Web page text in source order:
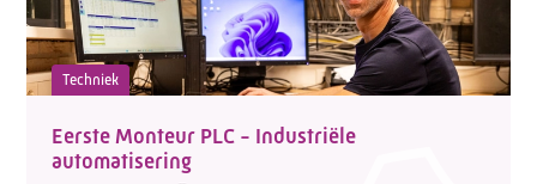
Techniek
Eerste Monteur PLC - Industriële
automatisering